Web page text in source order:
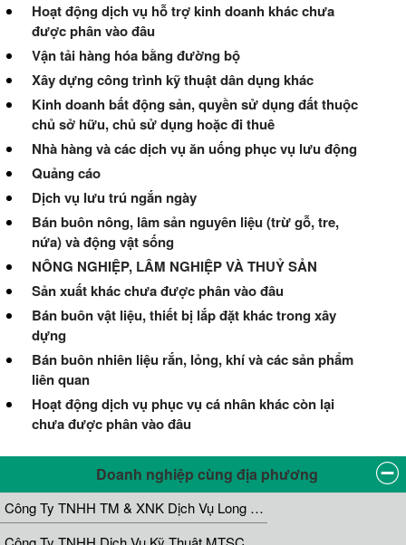
Hoạt động dịch vụ hỗ trợ kinh doanh khác chưa
được phân vào đâu
Vận tải hàng hóa bằng đường bộ
Xây dựng công trình kỹ thuật dân dụng khác
Kinh doanh bất động sản, quyền sử dụng đất thuộc
chủ sở hữu, chủ sử dụng hoặc đi thuê
Nhà hàng và các dịch vụ ăn uống phục vụ lưu động
Quảng cáo
Dịch vụ lưu trú ngắn ngày
Bán buôn nông, lâm sản nguyên liệu (trừ gỗ, tre,
nứa) và động vật sống
NÔNG NGHIỆP, LÂM NGHIỆP VÀ THUỶ SẢN
Sản xuất khác chưa được phân vào đâu
Bán buôn vật liệu, thiết bị lắp đặt khác trong xây
dựng
Bán buôn nhiên liệu rắn, lỏng, khí và các sản phẩm
liên quan
Hoạt động dịch vụ phục vụ cá nhân khác còn lại
chưa được phân vào đâu
Doanh nghiệp cùng địa phương
Công Ty TNHH TM & XNK Dịch Vụ Long Thành